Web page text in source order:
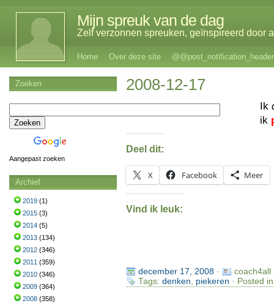
Mijn spreuk van de dag
Zelf verzonnen spreuken, geïnspireerd door
Home Over deze site @@post_notification_header
2008-12-17
Ik
ik
Deel dit:
X Facebook Meer
Vind ik leuk:
december 17, 2008·
coach4all
Tags: denken piekeren · Posted
Zoeken
Aangepast zoeken
Archief
2019 (1)
2015 (3)
2014 (5)
2013 (134)
2012 (346)
2011 (359)
2010 (346)
2009 (364)
2008 (358)